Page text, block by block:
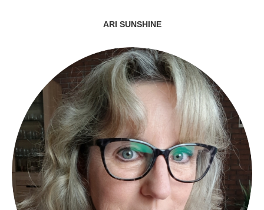
ARI SUNSHINE